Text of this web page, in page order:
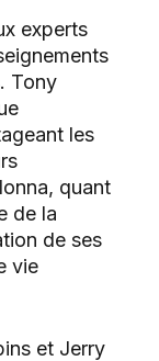
experts
Tony
les
quant
de la
de ses
vie
et Jerry